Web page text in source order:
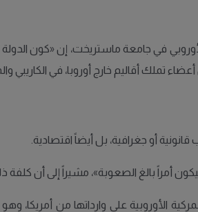
في جامعة ماستريخت، إن «كون
تملك أقاليم خارج أوروبا، في
أو جغرافية، بل أيضاً اقتصادية.
أمراً بالغ الصعوبة»، مشيراً إلى أن
الأوروبية على وارداتها من أمريكا،